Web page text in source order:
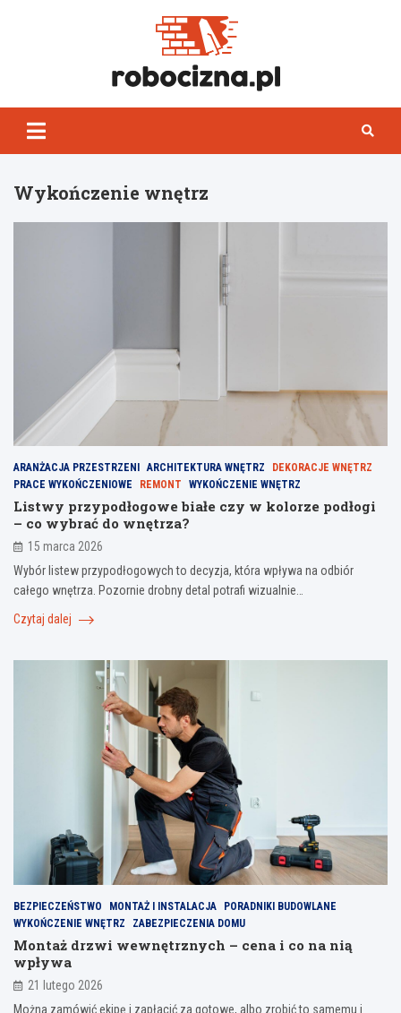
Wykończenie wnętrz
ARANŻACJA PRZESTRZENI ARCHITEKTURA WNĘTRZ
DEKORACJE WNĘTRZ
PRACE WYKOŃCZENIOWE
REMONT WYKOŃCZENIE WNĘTRZ
Listwy przypodłogowe białe czy w kolorze podłogi
– co wybrać do wnętrza?
15 marca 2026
Wybór listew przypodłogowych to decyzja, która wpływa na odbiór
całego wnętrza. Pozornie drobny detal potrafi wizualnie…
Czytaj dalej
BEZPIECZEŃSTWO MONTAŻ I INSTALACJA
PORADNIKI BUDOWLANE
WYKOŃCZENIE WNĘTRZ
ZABEZPIECZENIA DOMU
Montaż drzwi wewnętrznych – cena i co na nią
wpływa
21 lutego 2026
Można zamówić ekipę i zapłacić za gotowe, albo zrobić to samemu i